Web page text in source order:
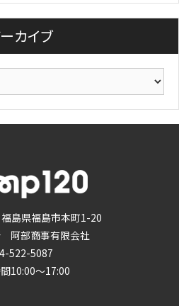
カイブ
島県福島市本町1-20
阿部商事有限会社
522-5087
10:00～17:00